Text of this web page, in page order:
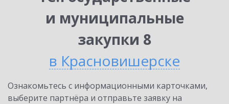
и муниципальные
закупки 8
в Красновишерске
Ознакомьтесь с информационными карточками,
выберите партнёра и отправьте заявку на